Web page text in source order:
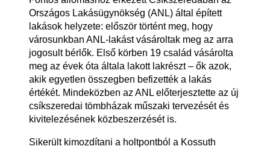
Országos Lakásügynökség (ANL) által épített
lakások helyzete: először történt meg, hogy
városunkban ANL-lakást vásároltak meg az arra
jogosult bérlők. Első körben 19 család vásárolta
meg az évek óta általa lakott lakrészt – ők azok,
akik egyetlen összegben befizették a lakás
értékét. Mindeközben az ANL előterjesztette az új
csíkszeredai tömbházak műszaki tervezését és
kivitelezésének közbeszerzését is.
Sikerült kimozdítani a holtpontból a Kossuth